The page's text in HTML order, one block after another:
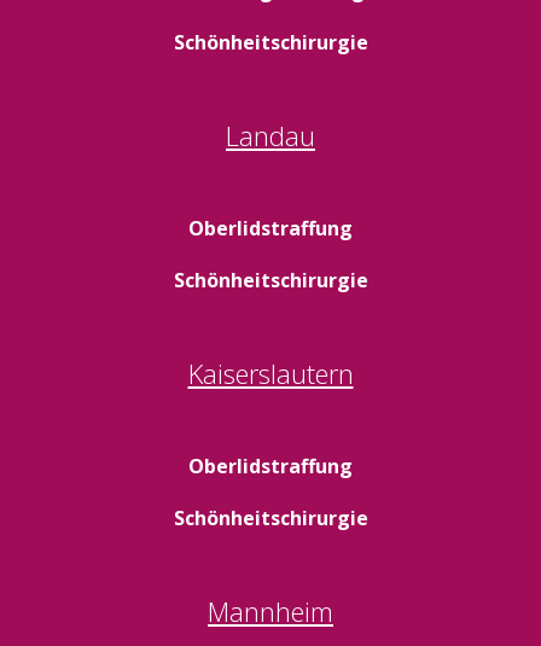
Schönheitschirurgie
Landau
Oberlidstraffung
Schönheitschirurgie
Kaiserslautern
Oberlidstraffung
Schönheitschirurgie
Mannheim